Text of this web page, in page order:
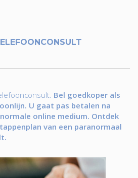
Bel goedkoper als
U gaat pas betalen na
online medium. Ontdek
van een paranormaal